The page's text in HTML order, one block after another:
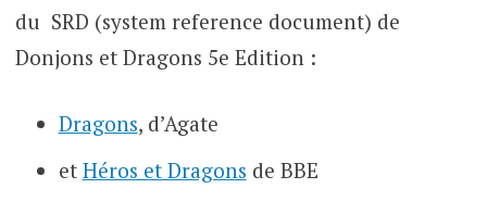
du SRD (system reference document) de
Donjons et Dragons 5e Edition :
Dragons, d’Agate
et Héros et Dragons de BBE